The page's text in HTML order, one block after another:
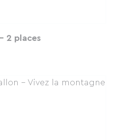
2 places